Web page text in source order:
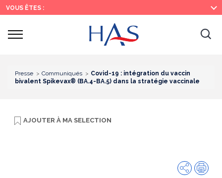
Recherche
Menu
principal
Contenu
principal
VOUS ÊTES :
Ouvrir
Presse Communiqués
Covid-19 : intégration du vaccin
bivalent Spikevax® (BA.4-BA.5) dans la stratégie vaccinale
AJOUTER À MA SELECTION
Partager